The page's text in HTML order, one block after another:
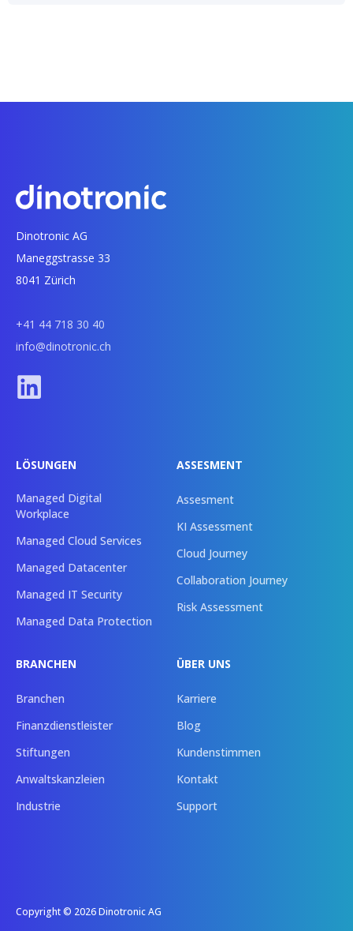
Dinotronic AG
Maneggstrasse 33
8041 Zürich
+41 44 718 30 40
info@dinotronic.ch
LÖSUNGEN
Managed Digital
Workplace
Managed Cloud Services
Managed Datacenter
Managed IT Security
Managed Data Protection
ASSESMENT
Assesment
KI Assessment
Cloud Journey
Collaboration Journey
Risk Assessment
BRANCHEN
Branchen
Finanzdienstleister
Stiftungen
Anwaltskanzleien
Industrie
ÜBER UNS
Karriere
Blog
Kundenstimmen
Kontakt
Support
Copyright © 2026 Dinotronic AG